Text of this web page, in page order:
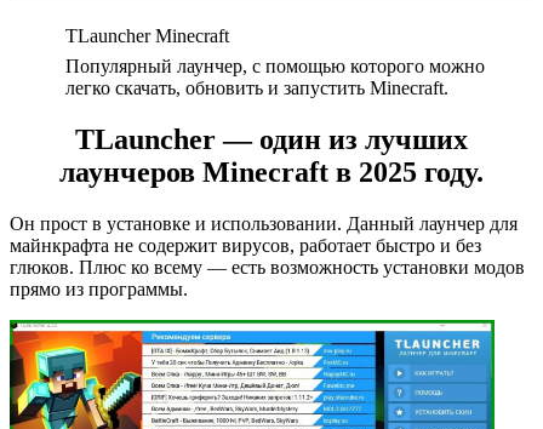
TLauncher Minecraft
Популярный лаунчер, с помощью которого можно
легко скачать, обновить и запустить Minecraft.
TLauncher— один из лучших
лаунчеров Minecraft в 2025 году.
Он прост в установке и использовании. Данный лаунчер для
майнкрафта не содержит вирусов, работает быстро и без
глюков. Плюс ко всему — есть возможность установки модов
прямо из программы.